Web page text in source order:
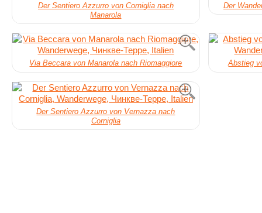
Der Sentiero Azzurro von Corniglia nach
Manarola
Der
Via Beccara von Manarola nach Riomaggiore Abstieg
Der Sentiero Azzurro von Vernazza nach
Corniglia